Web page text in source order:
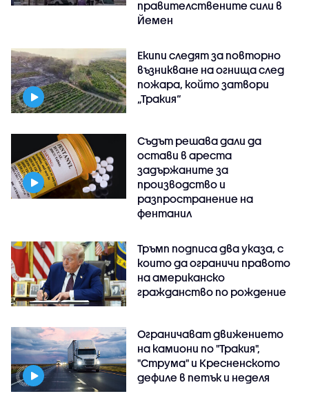
правителствените сили в
Йемен
Екипи следят за повторно
възникване на огнища след
пожара, който затвори
„Тракия“
Съдът решава дали да
остави в ареста
задържаните за
производство и
разпространение на
фентанил
Тръмп подписа два указа, с
които да ограничи правото
на американско
гражданство по рождение
Ограничават движението
на камиони по "Тракия",
"Струма" и Кресненското
дефиле в петък и неделя